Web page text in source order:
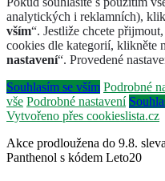
analytických i reklamních),
vším“. Jestliže chcete
cookies dle kategorií, klikněte
nastavení“. Provedené
Souhlasím se vším Podrobné
vše Podrobné nastavení
Vytvořeno přes cookieslista.cz
Akce prodloužena do 9.8.
Panthenol s kódem Leto20